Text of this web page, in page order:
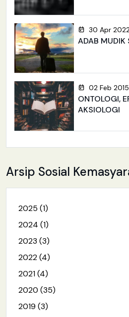
30 Apr
ADAB MUDIK
02 Feb 2015
ONTOLOGI,
AKSIOLOGI
Arsip Sosial
2025 (1)
2024 (1)
2023 (3)
2022 (4)
2021 (4)
2020 (35)
2019 (3)